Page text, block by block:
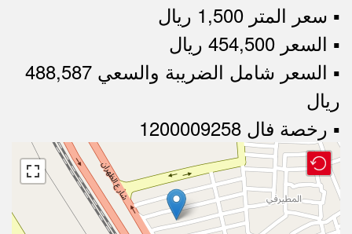
▪︎ سعر المتر 1,500 ريال
▪︎ السعر 454,500 ريال
▪︎ السعر شامل الضريبة والسعي 488,587
ريال
▪︎ رخصة فال 1200009258